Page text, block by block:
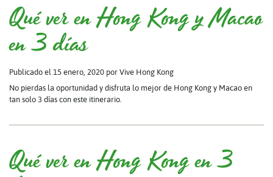
Qué ver en Hong Kong y Macao
en 3 días
Publicado el 15 enero, 2020 por Vive Hong Kong
No pierdas la oportunidad y disfruta lo mejor de Hong Kong y Macao en
tan solo 3 días con este itinerario.
Qué ver en Hong Kong en 3